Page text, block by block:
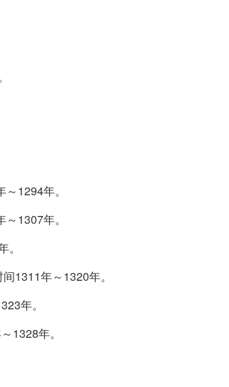
1294年。
1307年。
1311年～1320年。
年。
1328年。